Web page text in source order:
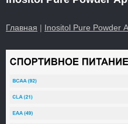
Главная | Inositol Pure Powder